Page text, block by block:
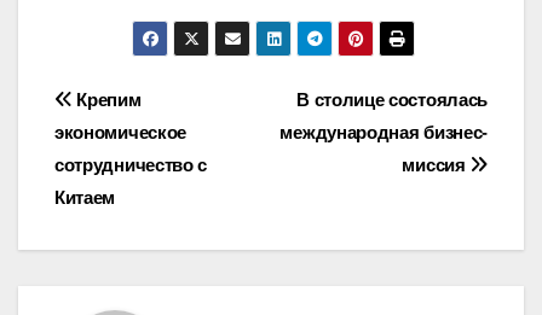
Навигация
по
записям
В столице состоялась
международная бизнес-
миссия
Крепим
экономическое
сотрудничество с
Китаем